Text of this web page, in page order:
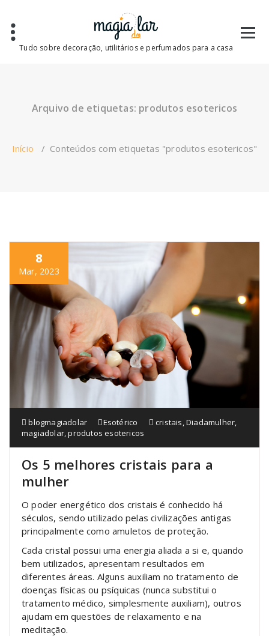
conteúdoTudo sobre decoração, utilitários e perfumados para a casa
Arquivo de etiquetas: produtos esotericos
Início / Conteúdos com etiquetas "produtos esotericos"
8
Mar, 2023
blogmagiadolar Esotérico cristais,Diadamulher,
magiadolar,produtos esotericos
Os 5 melhores cristais para a
mulher
O poder energético dos cristais é conhecido há
séculos, sendo utilizado pelas civilizações antigas
principalmente como amuletos de proteção.
Cada cristal possui uma energia aliada a si e, quando
bem utilizados, apresentam resultados em
diferentes áreas. Alguns auxiliam no tratamento de
doenças físicas ou psíquicas (nunca substitui o
tratamento médico, simplesmente auxiliam), outros
ajudam em questões de relaxamento e na
meditação.